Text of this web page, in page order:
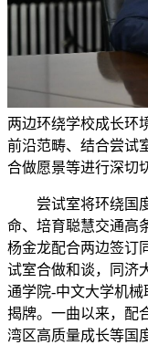
两边环绕学校成长环
前沿范畴、结合尝试
合做愿景等进行深切
尝试室将环绕国度
命、培育聪慧交通高
杨金龙配合两边签订
试室合做和谈，同济
通学院-中文大学机
揭牌。一曲以来，配
湾区高质量成长等国